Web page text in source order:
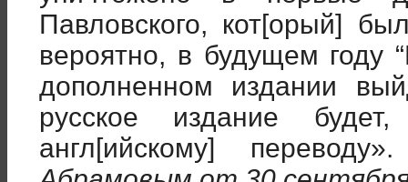
Павловского, кот[орый]
вероятно, в будущем году
дополненном издании
русское издание
англ[ийскому]